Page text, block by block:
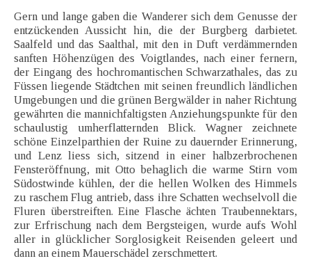
Gern und lange gaben die Wanderer sich dem Genusse der
entzückenden Aussicht hin, die der Burgberg darbietet.
Saalfeld und das Saalthal, mit den in Duft verdämmernden
sanften Höhenzügen des Voigtlandes, nach einer fernern,
der Eingang des hochromantischen Schwarzathales, das zu
Füssen liegende Städtchen mit seinen freundlich ländlichen
Umgebungen und die grünen Bergwälder in naher Richtung
gewährten die mannichfaltigsten Anziehungspunkte für den
schaulustig umherflatternden Blick. Wagner zeichnete
schöne Einzelparthien der Ruine zu dauernder Erinnerung,
und Lenz liess sich, sitzend in einer halbzerbrochenen
Fensteröffnung, mit Otto behaglich die warme Stirn vom
Südostwinde kühlen, der die hellen Wolken des Himmels
zu raschem Flug antrieb, dass ihre Schatten wechselvoll die
Fluren überstreiften. Eine Flasche ächten Traubennektars,
zur Erfrischung nach dem Bergsteigen, wurde aufs Wohl
aller in glücklicher Sorglosigkeit Reisenden geleert und
dann an einem Mauerschädel zerschmettert.